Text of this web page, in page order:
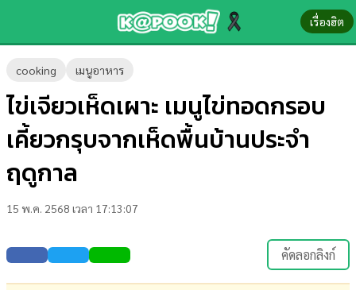
เรื่องฮิต
cooking เมนูอาหาร
ไข่เจียวเห็ดเผาะ เมนูไข่ทอดกรอบ
เคี้ยวกรุบจากเห็ดพื้นบ้านประจำ
ฤดูกาล
15 พ.ค. 2568 เวลา 17:13:07
คัดลอกลิงก์
ข่าว-
ความ
รู้
ข่าว
บันเทิง
ตรวจ
หวย